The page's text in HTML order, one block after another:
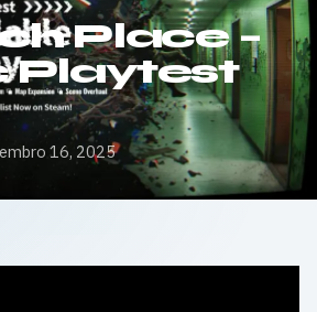
Place –
Playtest
16, 2025